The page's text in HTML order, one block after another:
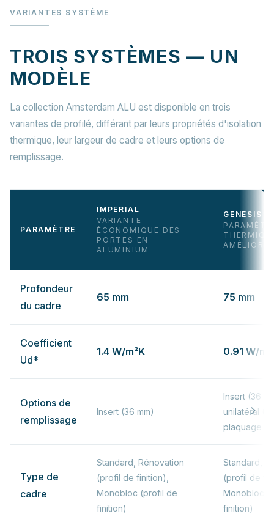
VARIANTES SYSTÈME
TROIS SYSTÈMES — UN
MODÈLE
La collection Amsterdam ALU est disponible en trois
variantes de profilé, différant par leurs propriétés d'isolation
thermique, leur largeur de cadre et leurs options de
remplissage.
PARAMÈTRE
IMPERIAL
VARIANTE
ÉCONOMIQUE DES
PORTES EN
ALUMINIUM
GENESIS
Profondeur
du cadre
65 mm 75 mm
Coefficient
Ud*
1.4 W/m²K 0.91 W/
Options de
remplissage
Insert (36 mm)
Insert (36
unilatéral
plaquage
Type de
cadre
Standard, Rénovation
(profil de finition),
Monobloc (profil de
finition)
Standard,
(profil de
Monobloc
finition)